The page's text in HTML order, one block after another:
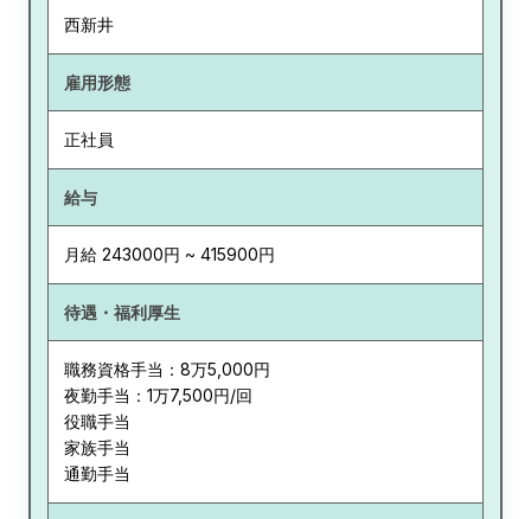
西新井
雇用形態
正社員
給与
月給 243000円 ~ 415900円
待遇・福利厚生
職務資格手当：8万5,000円
夜勤手当：1万7,500円/回
役職手当
家族手当
通勤手当